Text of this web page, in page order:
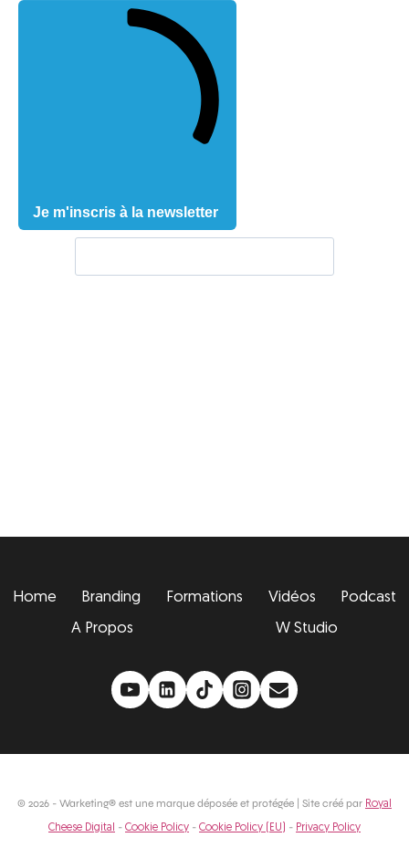
Je m'inscris à la newsletter
Home Branding Formations Vidéos
Podcast
A Propos
W Studio
© 2026 - Warketing® est une marque déposée et protégée | Site créé par Royal
Cheese Digital - Cookie Policy - Cookie Policy (EU) - Privacy Policy